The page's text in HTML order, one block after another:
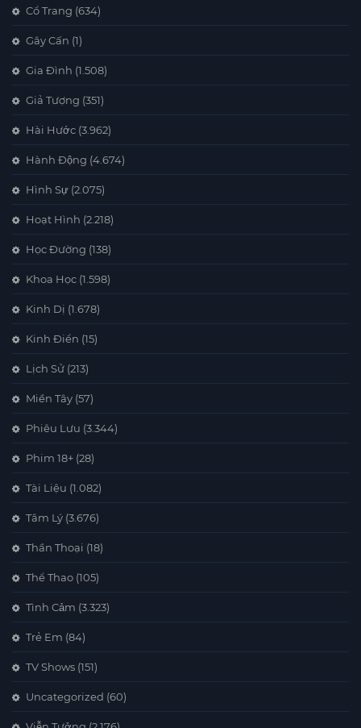
Cổ Trang (634)
Gây Cấn (1)
Gia Đình (1.508)
Giả Tượng (351)
Hài Hước (3.962)
Hành Động (4.674)
Hình Sự (2.075)
Hoạt Hình (2.218)
Học Đường (138)
Khoa Học (1.598)
Kinh Dị (1.678)
Kinh Điển (15)
Lịch Sử (213)
Miền Tây (57)
Phiêu Lưu (3.344)
Phim 18+ (28)
Tài Liệu (1.082)
Tâm Lý (3.676)
Thần Thoại (18)
Thể Thao (105)
Tình Cảm (3.323)
Trẻ Em (84)
TV Shows (151)
Uncategorized (60)